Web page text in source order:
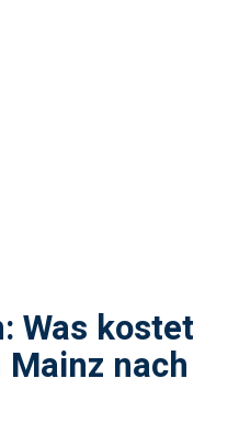
Was kostet
nach